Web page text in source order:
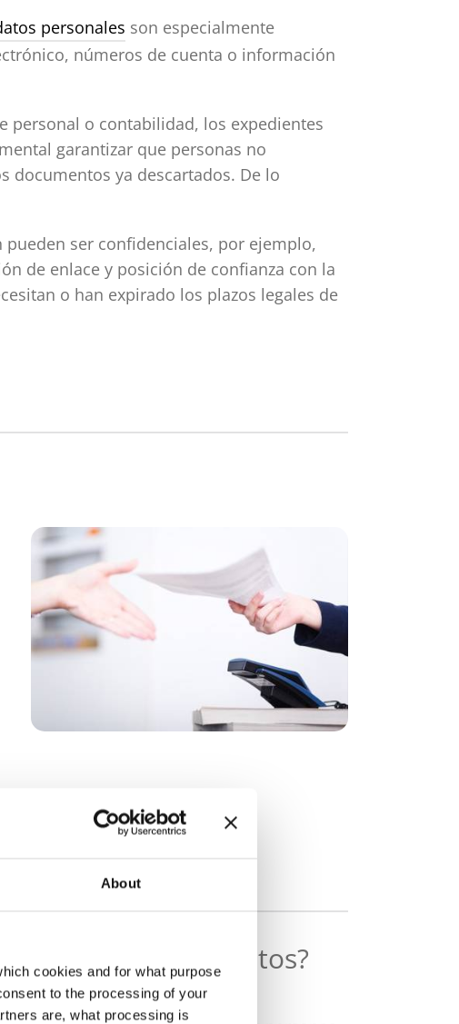
About
cookies and for what purpose
to the processing of your
are, what processing is
personales son especialmente
números de cuenta o información
personal o contabilidad, los expedientes
garantizar que personas no
documentos ya descartados. De lo
ser confidenciales, por ejemplo,
de enlace y posición de confianza con la
o han expirado los plazos legales de
la protección de datos?